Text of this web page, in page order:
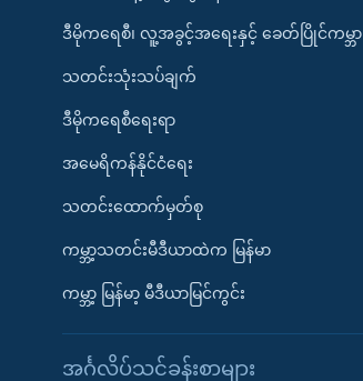
ဒီမိုကရေစီ၊ လူ့အခွင့်အရေးနှင့် ခေတ်ပြိုင်ကမ္ဘာ
သတင်းသုံးသပ်ချက်
ဒီမိုကရေစီရေးရာ
အမေရိကန်နိုင်ငံရေး
သတင်းထောက်မှတ်စု
ကမ္ဘာ့သတင်းမီဒီယာထဲက မြန်မာ
ကမ္ဘာ့ မြန်မာ့ မီဒီယာမြင်ကွင်း
အင်္ဂလိပ်သင်ခန်းစာများ